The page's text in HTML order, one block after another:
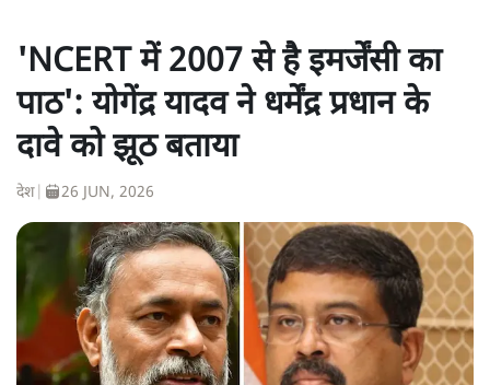
'NCERT में 2007 से है इमर्जेंसी का
पाठ': योगेंद्र यादव ने धर्मेंद्र प्रधान के
दावे को झूठ बताया
देश 26 JUN, 2026